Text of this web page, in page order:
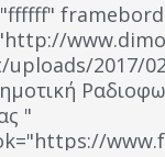
2017/
"